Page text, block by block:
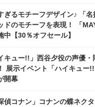
ぎるモチーフデザイン♪ 「
ドのモチーフを表現！ 「
中【30％オフセール】
キュー!!」西谷夕役の声優
展示イベント「ハイキュー
開幕
偵コナン」コナンの蝶ネク